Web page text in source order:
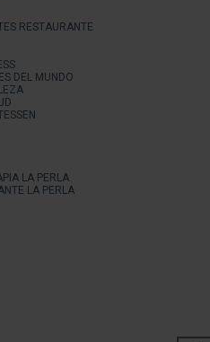
RESTAURANTE
DEL MUNDO
LA PERLA
LA PERLA